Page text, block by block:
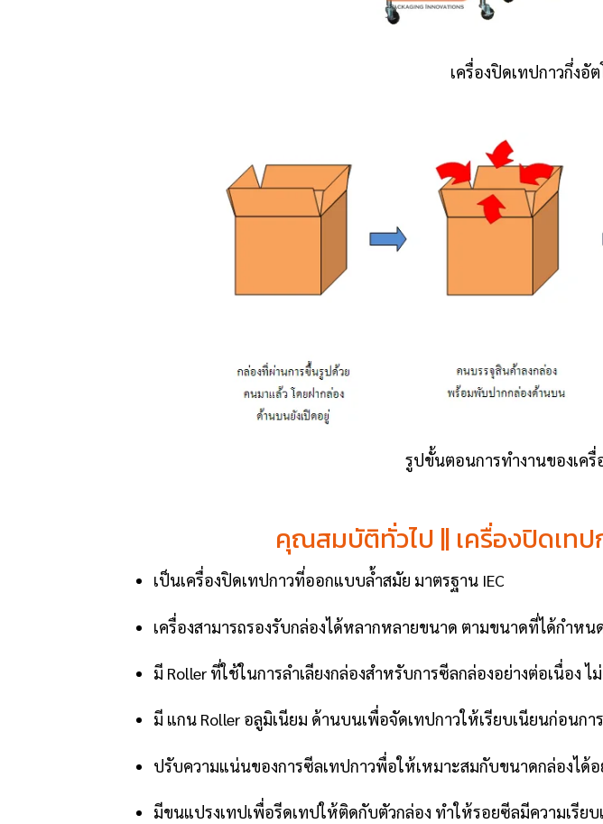
เครื่องปิดเทปกาวกึ่งอั
รูปขั้นตอนการทำงานของเครื่
คุณสมบัติทั่วไป || เครื่องปิดเท
เป็นเครื่องปิดเทปกาวที่ออกแบบล้ำสมัย มาตรฐาน IEC
เครื่องสามารถรองรับกล่องได้หลากหลายขนาด ตามขนาดที่ได้กำหน
มี Roller ที่ใช้ในการลำเลียงกล่องสำหรับการซีลกล่องอย่างต่อเนื่อง ไ
มี แกน Roller อลูมิเนียม ด้านบนเพื่อจัดเทปกาวให้เรียบเนียนก่อนก
ปรับความแน่นของการซีลเทปกาวพื่อให้เหมาะสมกับขนาดกล่องได้อ
มีขนแปรงเทปเพื่อรีดเทปให้ติดกับตัวกล่อง ทำให้รอยซีลมีความเรีย